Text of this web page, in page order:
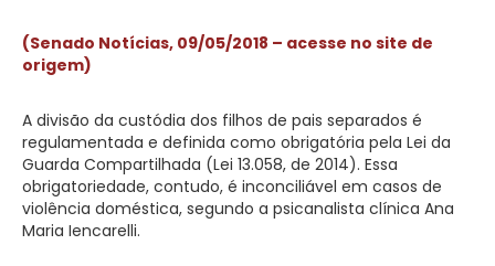
(Senado Notícias, 09/05/2018 – acesse no site de
origem)
A divisão da custódia dos filhos de pais separados é
regulamentada e definida como obrigatória pela Lei da
Guarda Compartilhada (Lei 13.058, de 2014). Essa
obrigatoriedade, contudo, é inconciliável em casos de
violência doméstica, segundo a psicanalista clínica Ana
Maria Iencarelli.